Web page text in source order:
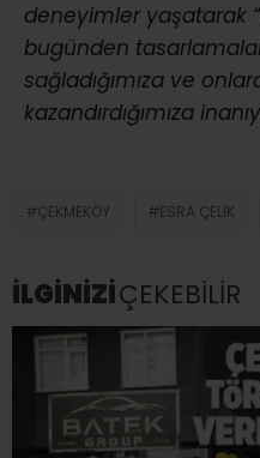
deneyimler yaşatarak
bugünden
sağladığımıza ve
kazandırdığımıza
ÇEKMEKÖY ESRA ÇELIK
İLGİNİZİÇEKEBİLİR